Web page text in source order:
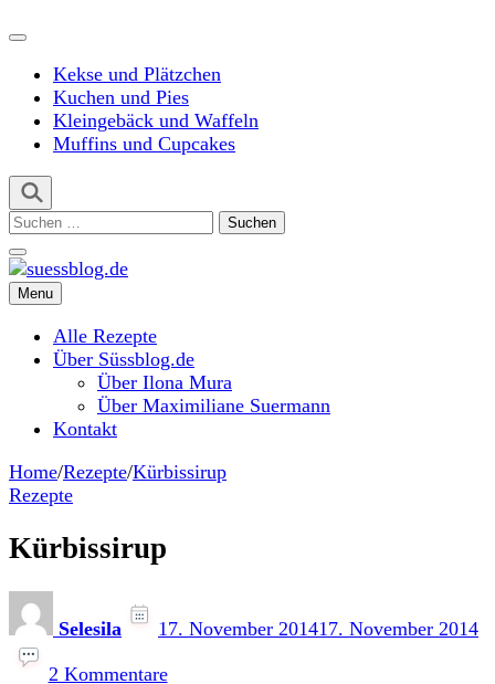
Kekse und Plätzchen
Kuchen und Pies
Kleingebäck und Waffeln
Muffins und Cupcakes
Suchen
suessblog.de
Menu
Alle Rezepte
Über Süssblog.de
Über Ilona Mura
Über Maximiliane Suermann
Kontakt
Home/Rezepte/Kürbissirup
Rezepte
Kürbissirup
Selesila 17. November 201417. November 2014
2 KommentareKürbissirup